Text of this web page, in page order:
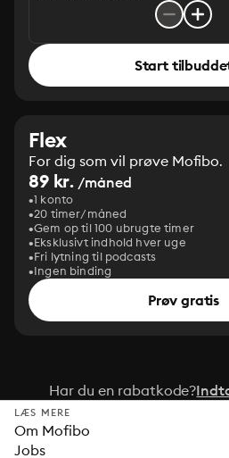
Start
Flex
For dig som vil prøve Mofibo.
89 kr. /måned
1 konto
20 timer/måned
Gem op til 100 ubrugte timer
Eksklusivt indhold hver uge
Fri lytning til podcasts
Ingen binding
Prøv gratis
Har du en rabatkode?
LÆS MERE
Om Mofibo
Jobs